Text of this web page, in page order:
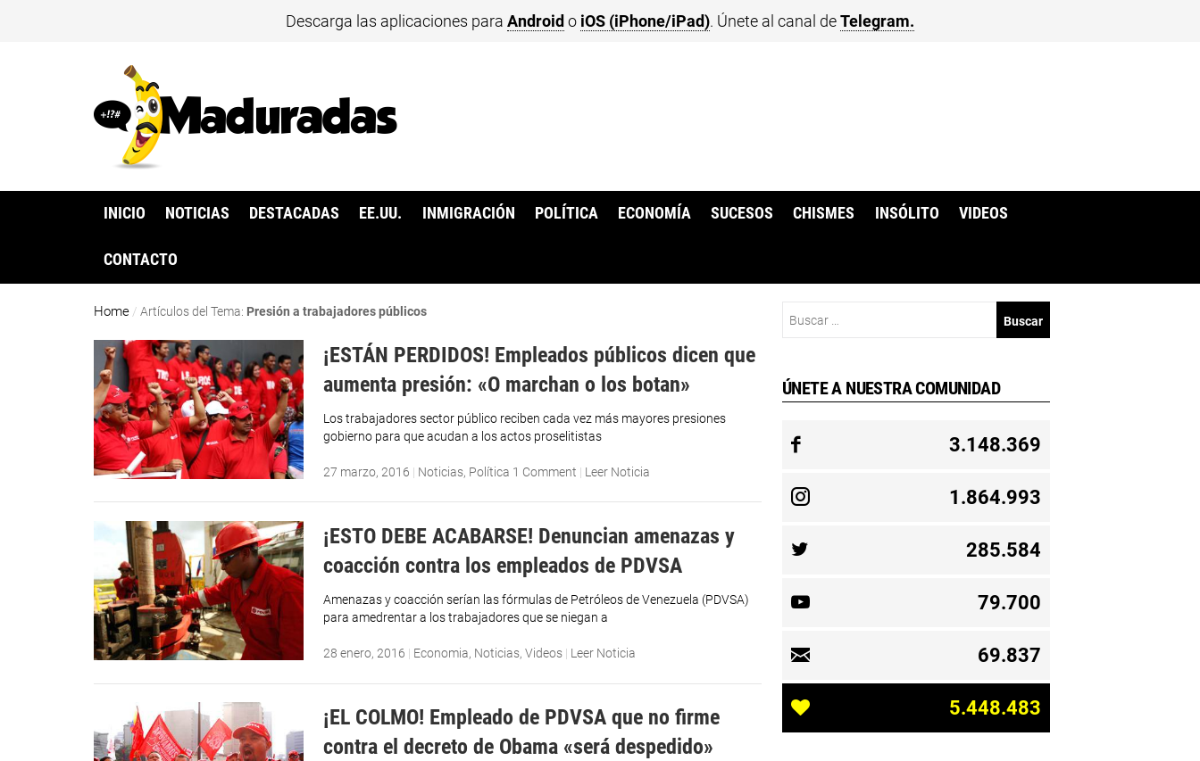
Descarga las aplicaciones para Android o iOS (iPhone/iPad). Únete al canal deTelegram.
INICIO NOTICIAS DESTACADAS EE.UU. INMIGRACIÓN POLÍTICA ECONOMÍA SUCESOS CHISMES INSÓLITO VIDEOS
CONTACTO
Home /Artículos del Tema: Presión a trabajadores públicos
¡ESTÁN PERDIDOS! Empleados públicos dicen que
aumenta presión: «O marchan o los botan»
Los trabajadores sector público reciben cada vez más mayores presiones
gobierno para que acudan a los actos proselitistas
27 marzo, 2016 | Noticias, Política 1 Comment | Leer Noticia
¡ESTO DEBE ACABARSE! Denuncian amenazas y
coacción contra los empleados de PDVSA
Amenazas y coacción serían las fórmulas de Petróleos de Venezuela (PDVSA)
para amedrentar a los trabajadores que se niegan a
28 enero, 2016 | Economia, Noticias,Videos | Leer Noticia
¡EL COLMO! Empleado de PDVSA que no firme
contra el decreto de Obama «será despedido»
ÚNETE A NUESTRA COMUNIDAD
3.148.369
1.864.993
285.584
79.700
69.837
5.448.483